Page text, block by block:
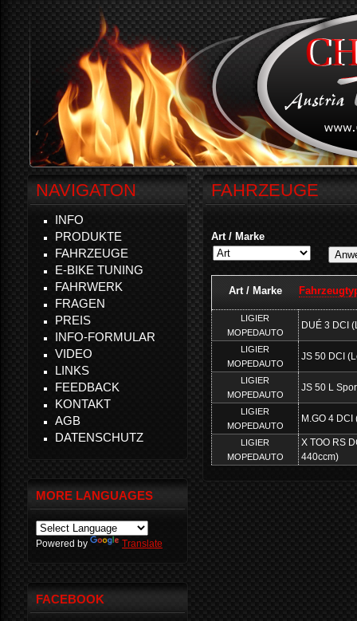
FAHRZEUGE
Art / Marke
Art / Marke
LIGIER
MOPEDAUTO
DUÉ 3 DCI
LIGIER
MOPEDAUTO
JS 50 DCI
LIGIER
MOPEDAUTO
JS 50 L
LIGIER
MOPEDAUTO
M.GO 4
LIGIER
MOPEDAUTO
X TOO RS
440ccm)
NAVIGATON
INFO
PRODUKTE
FAHRZEUGE
E-BIKE TUNING
FAHRWERK
FRAGEN
PREIS
INFO-FORMULAR
VIDEO
LINKS
FEEDBACK
KONTAKT
AGB
DATENSCHUTZ
MORE LANGUAGES
Powered by Translate
FACEBOOK